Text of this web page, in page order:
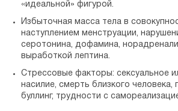
«идеальной» фигурой.
Избыточная масса тела в
наступлением менструации,
серотонина, дофамина,
выработкой лептина.
Стрессовые факторы: сексуальное
насилие, смерть близкого человека,
буллинг, трудности с